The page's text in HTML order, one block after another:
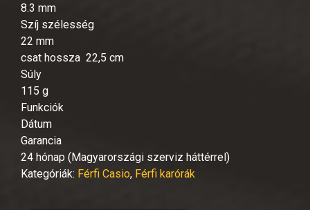
8.3 mm
Szíj szélesség
22 mm
csat hossza 22,5 cm
Súly
115 g
Funkciók
Dátum
Garancia
24 hónap (Magyarországi szerviz háttérrel)
Kategóriák: Férfi Casio, Férfi karórák